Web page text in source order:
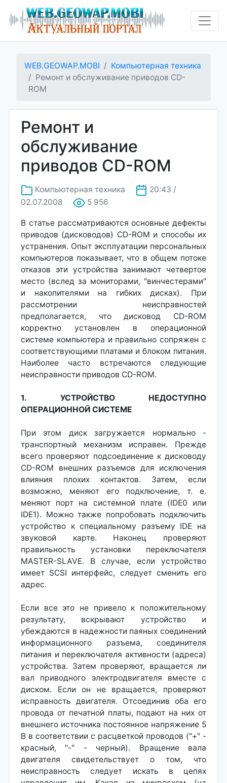
WEB.GEOWAP.MOBI
Компьютерная техника
Ремонт и обслуживание приводов CD-
ROM
Ремонт и
обслуживание
приводов CD-ROM
Компьютерная техника
20:43 /
02.07.2008
5 956
В статье рассматриваются основные дефекты
приводов (дисководов) CD-ROM и способы их
устранения. Опыт эксплуатации персональных
компьютеров показывает, что в общем потоке
отказов эти устройства занимают четвертое
место (вслед за мониторами, "винчестерами"
и накопителями на гибких дисках). При
рассмотрении неисправностей
предполагается, что дисковод CD-ROM
корректно установлен в операционной
системе компьютера и правильно сопряжен с
соответствующими платами и блоком питания.
Наиболее часто встречаются следующие
неисправности приводов CD-ROM.
1. УСТРОЙСТВО НЕДОСТУПНО
ОПЕРАЦИОННОЙ СИСТЕМЕ
При этом диск загружается нормально -
транспортный механизм исправен. Прежде
всего проверяют подсоединение к дисководу
CD-ROM внешних разъемов для исключения
влияния плохих контактов. Затем, если
возможно, меняют его подключение, т. е.
меняют порт на системной плате (IDE0 или
IDE1). Можно также попробовать подключить
устройство к специальному разъему IDE на
звуковой карте. Наконец проверяют
правильность установки переключателя
MASTER-SLAVE. В случае, если устройство
имеет SCSI интерфейс, следует сменить его
адрес.
Если все это не привело к положительному
результату, вскрывают устройство и
убеждаются в надежности паяных соединений
информационного разъема, соединителя
питания и переключателя активности (адреса)
устройства. Затем проверяют, вращается ли
вал приводного электродвигателя вместе с
диском. Если он не вращается, проверяют
исправность двигателя. Отсоединив оба его
провода от печатной платы, подают на них от
внешнего источника постоянное напряжение 5
В в соответствии с расцветкой проводов ("+" -
красный, "-" - черный). Вращение вала
двигателя свидетельствует о том, что
неисправность следует искать в цепях